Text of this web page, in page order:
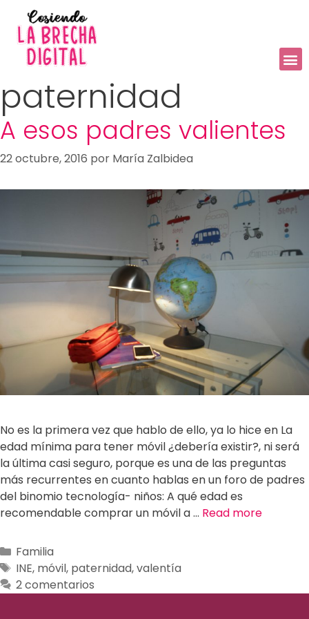
paternidad
A esos padres valientes
22 octubre, 2016 por María Zalbidea
No es la primera vez que hablo de ello, ya lo hice en La
edad mínima para tener móvil ¿debería existir?, ni será
la última casi seguro, porque es una de las preguntas
más recurrentes en cuanto hablas en un foro de padres
del binomio tecnología- niños: A qué edad es
recomendable comprar un móvil a … Read more
Familia
INE, móvil, paternidad,valentía
2 comentarios